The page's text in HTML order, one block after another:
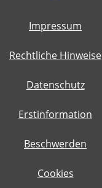
Impressum
Rechtliche Hinweise
Datenschutz
Erstinformation
Beschwerden
Cookies